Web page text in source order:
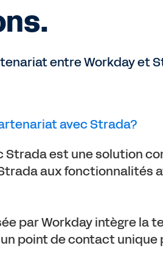
entre Workday et
avec Strada?
est une solution
aux
par Workday intègre la
point de contact